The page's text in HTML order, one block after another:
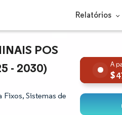
Relatórios
POS
- 2030)
Fixos, Sistemas de